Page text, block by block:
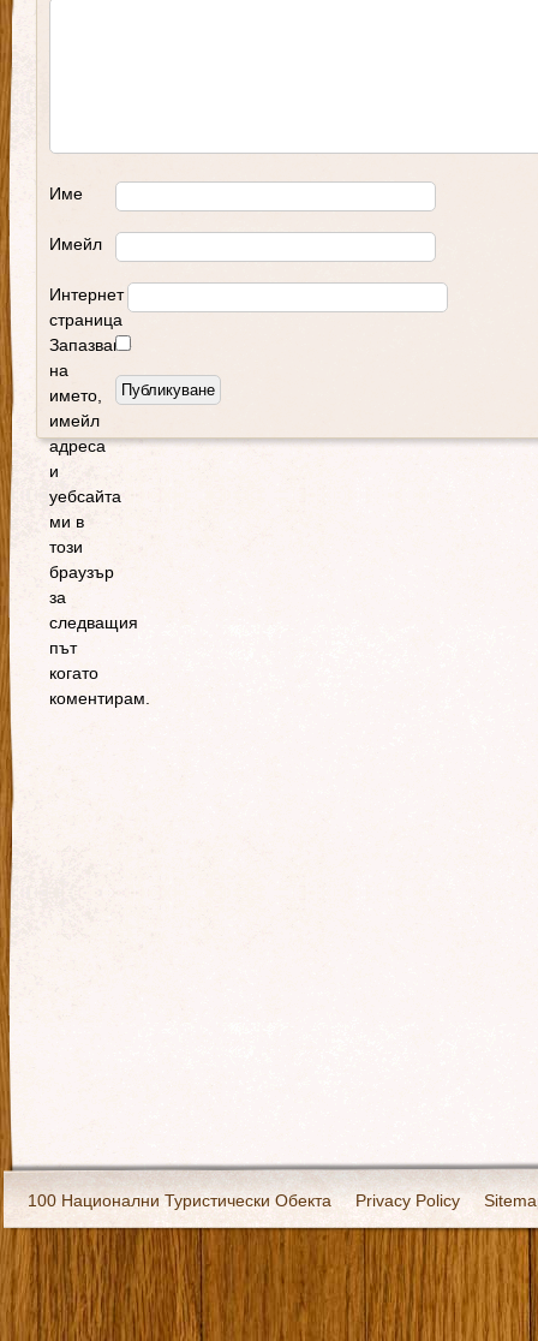
Име
Имейл
Интернет
страница
Запазване
на
името,
имейл
адреса
и
уебсайта
ми в
този
браузър
за
следващия
път
когато
коментирам.
100 Национални Туристически Обекта Privacy Policy
Екипировка За нас Имало едно време Кивоторият.
Ковчега със светите мощи на Свети Григорий Каллидис